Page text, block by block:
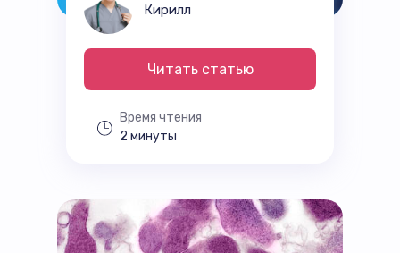
Кирилл
Читать статью
Время чтения
2 минуты